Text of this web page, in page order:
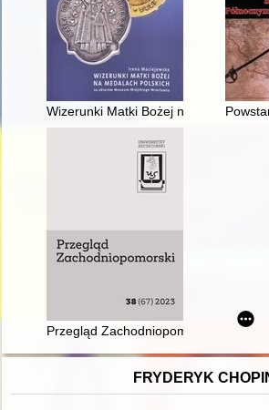
Wizerunki Matki Bożej na medalach
Przegląd Zachodniopomorski. T. 38
FRYDERYK